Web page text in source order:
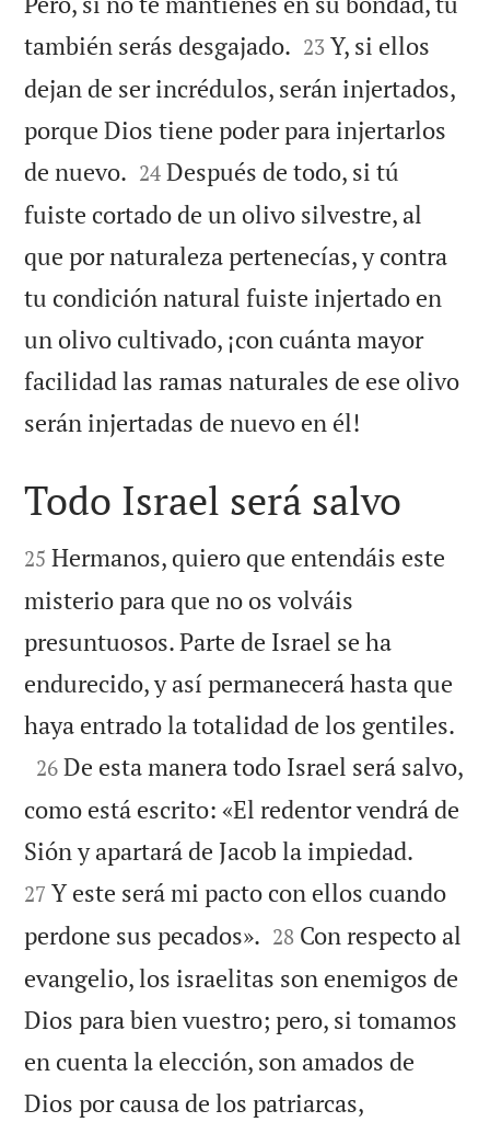
también serás desgajado. 

23 Y, si ellos
dejan de ser incrédulos, serán injertados,
porque Dios tiene poder para injertarlos
de nuevo. 

24 Después de todo, si tú
fuiste cortado de un olivo silvestre, al
que por naturaleza pertenecías, y contra
tu condición natural fuiste injertado en
un olivo cultivado, ¡con cuánta mayor
facilidad las ramas naturales de ese olivo
serán injertadas de nuevo en él!

Todo Israel será salvo

25 Hermanos, quiero que entendáis este
misterio para que no os volváis
presuntuosos. Parte de Israel se ha
endurecido, y así permanecerá hasta que
haya entrado la totalidad de los gentiles.

26 De esta manera todo Israel será salvo,
como está escrito: «El redentor vendrá de
Sión y apartará de Jacob la impiedad.
27 Y este será mi pacto con ellos cuando
perdone sus pecados». 

28 Con respecto al
evangelio, los israelitas son enemigos de
Dios para bien vuestro; pero, si tomamos
en cuenta la elección, son amados de
Dios por causa de los patriarcas,